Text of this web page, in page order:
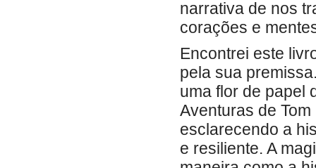
narrativa de nos
corações e
Encontrei este
pela sua
uma flor de papel
Aventuras de
esclarecendo a
e resiliente. A